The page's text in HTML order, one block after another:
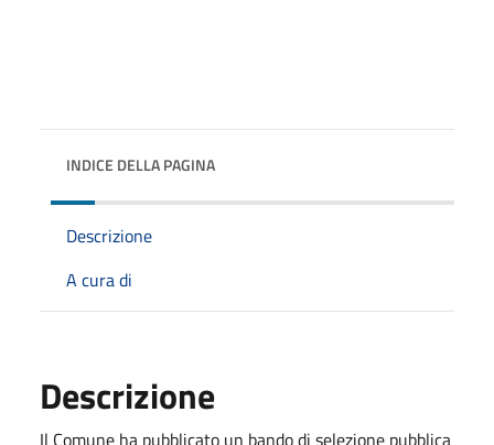
INDICE DELLA PAGINA
Descrizione
A cura di
Descrizione
Il Comune ha pubblicato un bando di selezione pubblica